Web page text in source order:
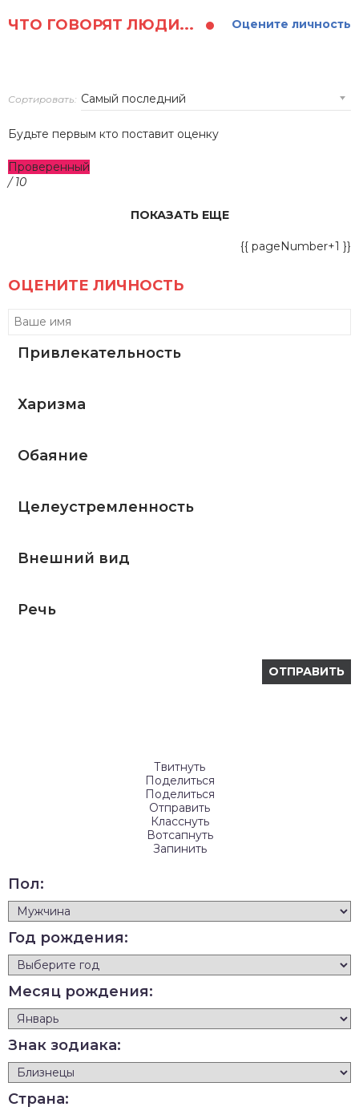
ЧТО ГОВОРЯТ ЛЮДИ... Оцените личность
Сортировать:
Будьте первым кто поставит оценку
Проверенный
/ 10
ПОКАЗАТЬ ЕЩЕ
{{ pageNumber+1 }}
ОЦЕНИТЕ ЛИЧНОСТЬ
Привлекательность
Харизма
Обаяние
Целеустремленность
Внешний вид
Речь
Твитнуть
Поделиться
Поделиться
Отправить
Класснуть
Вотсапнуть
Запинить
Пол:
Год рождения:
Месяц рождения:
Знак зодиака:
Страна: